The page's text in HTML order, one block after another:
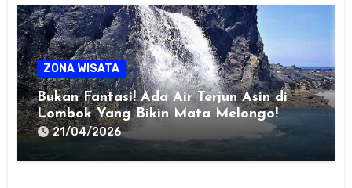
ZONA WISATA
Bukan Fantasi! Ada Air Terjun Asin di
Lombok Yang Bikin Mata Melongo!
21/04/2026